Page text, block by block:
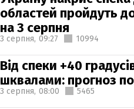
областей пройдуть
на 3 серпня
3 серпня, 09:27 10994
Від спеки +40
шквалами: прогноз
3 серпня, 08:00 5465